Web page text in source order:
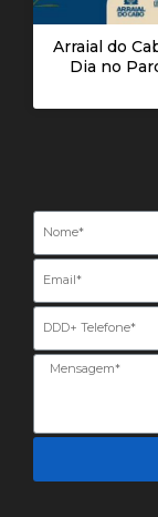
Arraial do
Dia no
Nome
Email
Telefone